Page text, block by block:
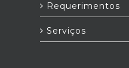
Requerimentos
Serviços